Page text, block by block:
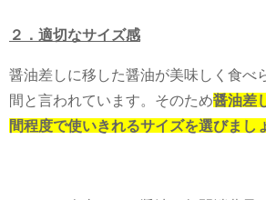
２．適切なサイズ感
醤油差しに移した醤油が美味しく食べ
間と言われています。そのため醤油差
間程度で使いきれるサイズを選びまし